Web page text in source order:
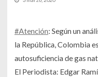
#Atención: Según un
la República, Colombia
autosuficiencia de gas
El Periodista: Edgar